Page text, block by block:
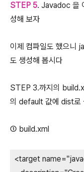
STEP 5. Javadoc 을
성해 보자
이제 컴파일도 했으니
도 생성해 봅시다
STEP 3.까지의
의 default 값에 dist로
① build.xml
<target